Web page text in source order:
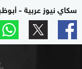
سكاي نيوز عربية -